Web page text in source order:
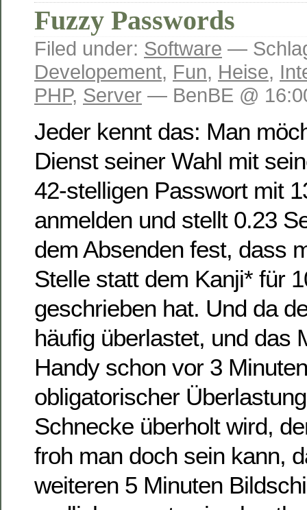
Fuzzy Passwords
Filed under: Software —
Developement, Fun, Heise,
PHP, Server — BenBE @
Jeder kennt das: Man
Dienst seiner Wahl mit
42-stelligen Passwort mit
anmelden und stellt 0.23
dem Absenden fest, dass
Stelle statt dem Kanji* für
geschrieben hat. Und da
häufig überlastet, und das
Handy schon vor 3
obligatorischer
Schnecke überholt wird,
froh man doch sein kann,
weiteren 5 Minuten